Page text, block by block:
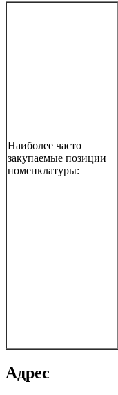
Наиболее часто
закупаемые позиции
номенклатуры:
Адрес